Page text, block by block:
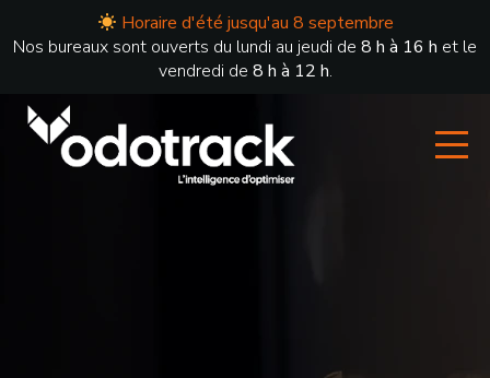
Horaire d'été jusqu'au 8 septembre
Nos bureaux sont ouverts du lundi au jeudi de 8 h à 16 h et le
vendredi de 8 h à 12 h.